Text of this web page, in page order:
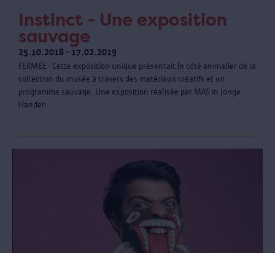
Instinct - Une exposition
sauvage
25.10.2018 - 17.02.2019
FERMÉE - Cette exposition unique présentait le côté animalier de la
collection du musée à travers des matériaux créatifs et un
programme sauvage. Une exposition réalisée par MAS in Jonge
Handen.